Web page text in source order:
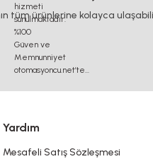
Yaz
tüm ürünlerine kolayca
Yardım
Mesafeli Satış Sözleşmesi